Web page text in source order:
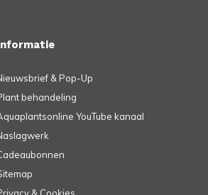
& Pop-Up
behandeling
YouTube kanaal